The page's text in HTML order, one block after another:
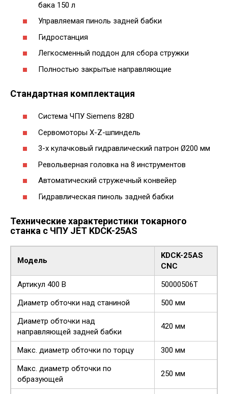
бака 150 л
Управляемая пиноль задней бабки
Гидростанция
Легкосменный поддон для сбора стружки
Полностью закрытые направляющие
Стандартная комплектация
Система ЧПУ Siemens 828D
Сервомоторы X-Z-шпиндель
3-х кулачковый гидравлический патрон Ø200 мм
Револьверная головка на 8 инструментов
Автоматический стружечный конвейер
Гидравлическая пиноль задней бабки
Технические характеристики токарного
станка с ЧПУ JET KDCK-25AS
Модель
KDCK-25AS
CNC
Артикул 400 В
50000506T
Диаметр обточки над станиной
500 мм
Диаметр обточки над
направляющей задней бабки
420 мм
Макс. диаметр обточки по торцу
300 мм
Макс. диаметр обточки по
образующей
250 мм